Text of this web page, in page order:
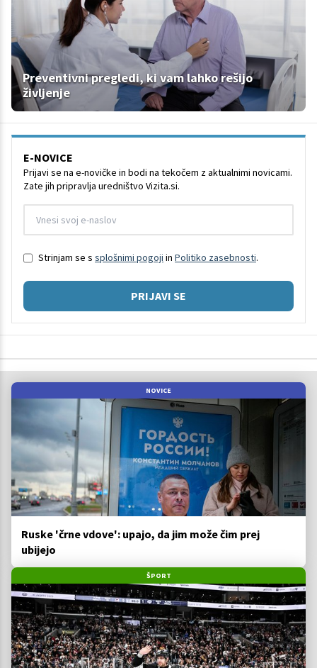
Preventivni pregledi, ki vam lahko rešijo
življenje
E-NOVICE
Prijavi se na e-novičke in bodi na tekočem z aktualnimi novicami.
Zate jih pripravlja uredništvo Vizita.si.
Strinjam se s splošnimi pogoji in Politiko zasebnosti.
PRIJAVI SE
NOVICE
Ruske 'črne vdove': upajo, da jim može čim prej
ubijejo
ŠPORT